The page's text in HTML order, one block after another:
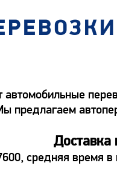
предлагаем
Доставка
средняя время